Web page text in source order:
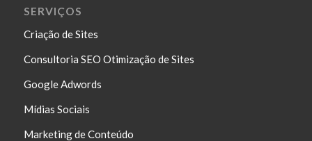
SERVIÇOS
Criação de Sites
Consultoria SEO Otimização de Sites
Google Adwords
Mídias Sociais
Marketing de Conteúdo